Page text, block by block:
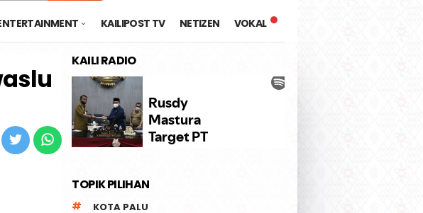
KAILIPOST TV NETIZEN VOKAL
KAILI RADIO
TOPIK PILIHAN
KOTA PALU